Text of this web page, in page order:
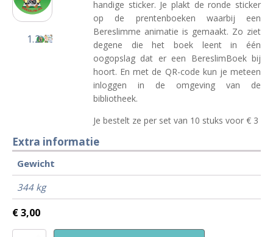
handige sticker. Je plakt de ronde sticker
op de prentenboeken waarbij een
Bereslimme animatie is gemaakt. Zo ziet
degene die het boek leent in één
oogopslag dat er een BereslimBoek bij
hoort. En met de QR-code kun je meteen
inloggen in de omgeving van de
bibliotheek.
Je bestelt ze per set van 10 stuks voor € 3
Extra informatie
Gewicht
344 kg
€3,00